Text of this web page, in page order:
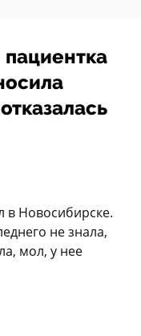
Новосибирске.
не знала,
мол, у нее